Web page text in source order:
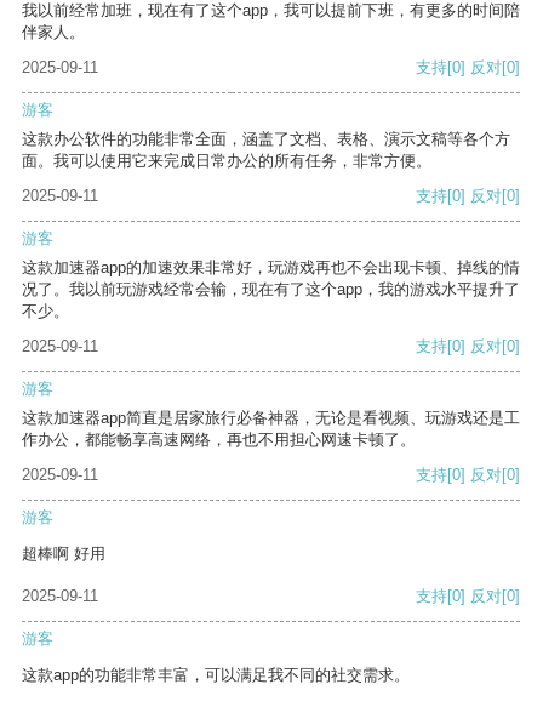
我以前经常加班，现在有了这个app，我可以提前下班，有更多的时间陪
伴家人。
2025-09-11
支持[0] 反对[0]
游客
这款办公软件的功能非常全面，涵盖了文档、表格、演示文稿等各个方
面。我可以使用它来完成日常办公的所有任务，非常方便。
2025-09-11
支持[0] 反对[0]
游客
这款加速器app的加速效果非常好，玩游戏再也不会出现卡顿、掉线的情
况了。我以前玩游戏经常会输，现在有了这个app，我的游戏水平提升了
不少。
2025-09-11
支持[0] 反对[0]
游客
这款加速器app简直是居家旅行必备神器，无论是看视频、玩游戏还是工
作办公，都能畅享高速网络，再也不用担心网速卡顿了。
2025-09-11
支持[0] 反对[0]
游客
超棒啊 好用
2025-09-11 支持[0] 反对[0]
游客
这款app的功能非常丰富，可以满足我不同的社交需求。